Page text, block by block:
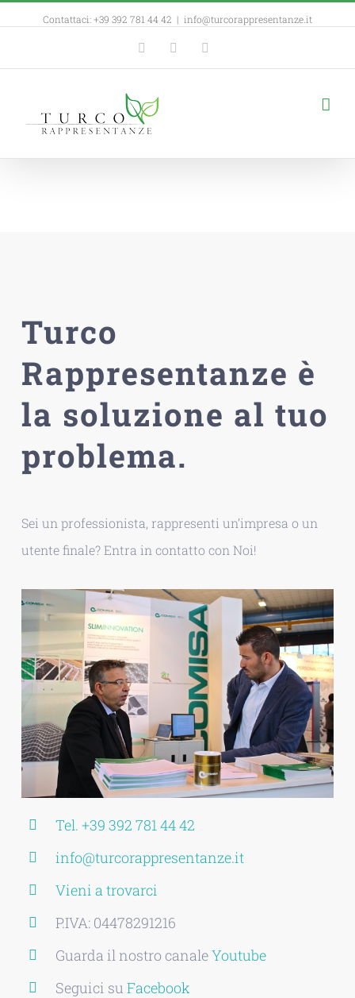
Contattaci: +39 392 781 44 42 | info@turcorappresentanze.it
FacebookYouTube
Turco
Rappresentanze è
la soluzione al tuo
problema.
Sei un professionista, rappresenti un’impresa o un
utente finale? Entra in contatto con Noi!
Tel. +39 392 781 44 42
info@turcorappresentanze.it
Vieni a trovarci
P.IVA: 04478291216
Guarda il nostro canaleYoutube
Seguici suFacebook